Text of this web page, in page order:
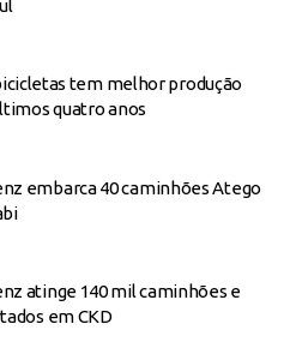
tem melhor produção
quatro anos
embarca 40 caminhões Atego
atinge 140 mil caminhões e
em CKD